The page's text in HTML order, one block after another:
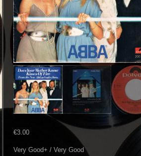
€3.00
Very Good+ / Very Good